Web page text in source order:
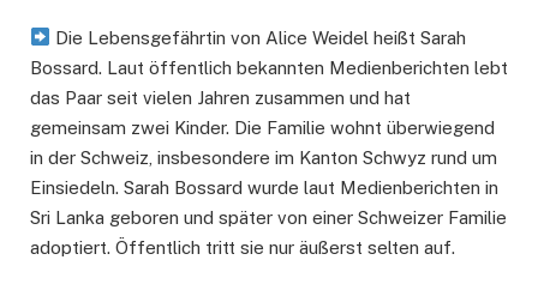
Die Lebensgefährtin von Alice Weidel heißt Sarah
Bossard. Laut öffentlich bekannten Medienberichten lebt
das Paar seit vielen Jahren zusammen und hat
gemeinsam zwei Kinder. Die Familie wohnt überwiegend
in der Schweiz, insbesondere im Kanton Schwyz rund um
Einsiedeln. Sarah Bossard wurde laut Medienberichten in
Sri Lanka geboren und später von einer Schweizer Familie
adoptiert. Öffentlich tritt sie nur äußerst selten auf.